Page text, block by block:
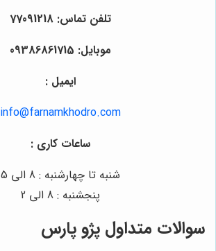
تلفن تماس: 77091218
موبایل: 09386861715
ایمیل :
info@farnamkhodro.com
ساعات کاری :
شنبه تا چهارشنبه : 8 الی 5
پنجشنبه : 8 الی 2
سوالات متداول پژو پارس